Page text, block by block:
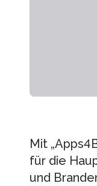
Mit
für die
und